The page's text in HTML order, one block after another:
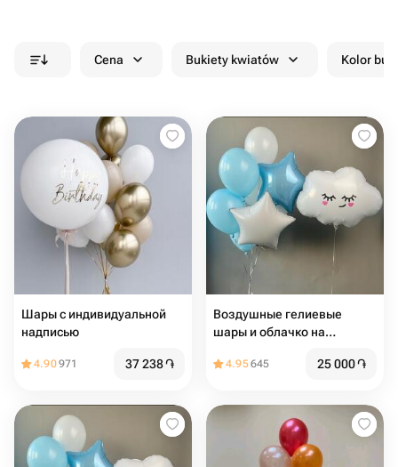
Cena Bukiety kwiatów Kolor
Шары с индивидуальной
надписью
4.90971 37 238֏
Воздушные гелиевые
шары и облачко на
голубые и белые
4.95645 25 000֏